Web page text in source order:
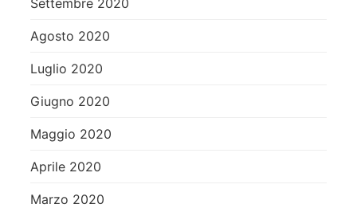
Agosto 2020
Luglio 2020
Giugno 2020
Maggio 2020
Aprile 2020
Marzo 2020